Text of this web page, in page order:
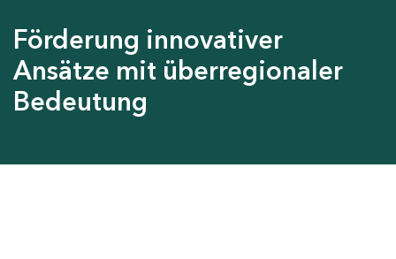
Förderung innovativer
Ansätze mit überregionaler
Bedeutung